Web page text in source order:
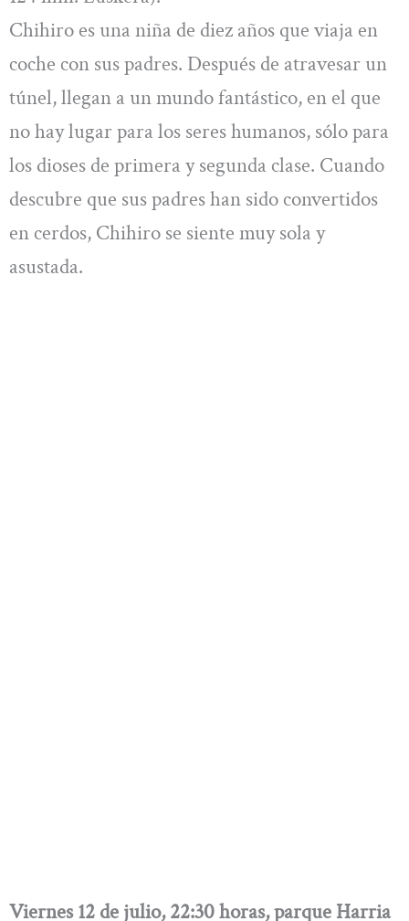
Chihiro es una niña de diez años que viaja en
coche con sus padres. Después de atravesar un
túnel, llegan a un mundo fantástico, en el que
no hay lugar para los seres humanos, sólo para
los dioses de primera y segunda clase. Cuando
descubre que sus padres han sido convertidos
en cerdos, Chihiro se siente muy sola y
asustada.
Viernes 12 de julio, 22:30 horas, parque Harria